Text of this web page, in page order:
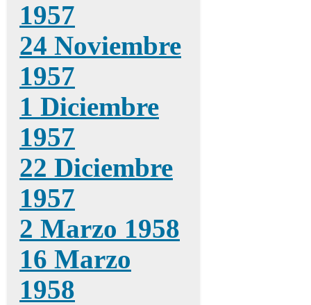
1957
24 Noviembre
1957
1 Diciembre
1957
22 Diciembre
1957
2 Marzo 1958
16 Marzo
1958